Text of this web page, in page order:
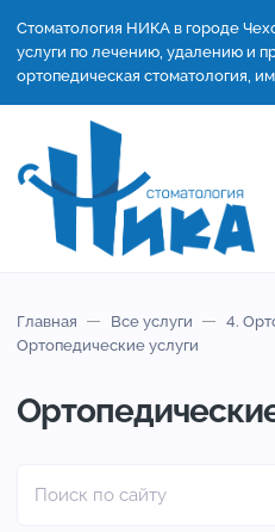
Стоматология НИКА в городе
услуги по лечению, удалению и
ортопедическая стоматология,
Главная Все услуги
4.
Ортопедические услуги